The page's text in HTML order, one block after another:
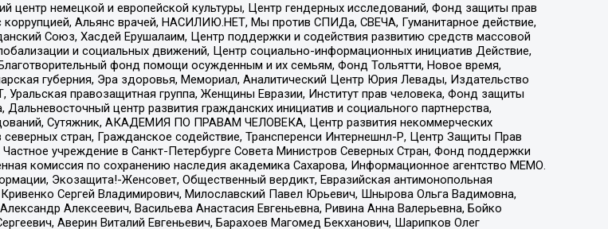
центр немецкой и европейской культуры, Центр гендерных исследований, Фонд защиты прав
Альянс врачей, НАСИЛИЮ.НЕТ, Мы против СПИДа, СВЕЧА, Гуманитарное действие,
Союз, Хасдей Ерушалаим, Центр поддержки и содействия развитию средств массовой
и социальных движений, Центр социально-информационных инициатив Действие,
фонд помощи осужденным и их семьям, Фонд Тольятти, Новое время,
губерния, Эра здоровья, Мемориал, Аналитический Центр Юрия Левады, Издательство
правозащитная группа, Женщины Евразии, Институт прав человека, Фонд защиты
центр развития гражданских инициатив и социального партнерства,
Сутяжник, АКАДЕМИЯ ПО ПРАВАМ ЧЕЛОВЕКА, Центр развития некоммерческих
стран, Гражданское содействие, Трансперенси Интернешнл-Р, Центр Защиты Прав
учреждение в Санкт-Петербурге Совета Министров Северных Стран, Фонд поддержки
комиссия по сохранению наследия академика Сахарова, Информационное агентство МЕМО.
Экозащита!-Женсовет, Общественный вердикт, Евразийская антимонопольная
Сергей Владимирович, Милославский Павел Юрьевич, Шнырова Ольга Вадимовна,
Алексеевич, Васильева Анастасия Евгеньевна, Ривина Анна Валерьевна, Бойко
Аверин Виталий Евгеньевич, Барахоев Магомед Бекханович, Шарипков Олег